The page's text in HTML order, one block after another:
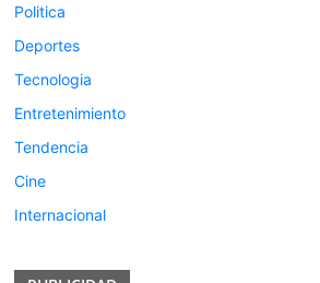
Politica
Deportes
Tecnologia
Entretenimiento
Tendencia
Cine
Internacional